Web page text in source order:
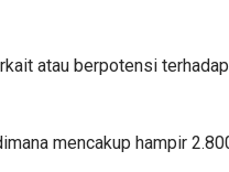
atau berpotensi
mencakup hampir